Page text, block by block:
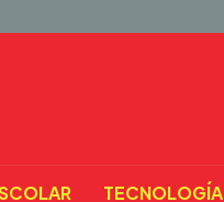
TECNOLOGÍA